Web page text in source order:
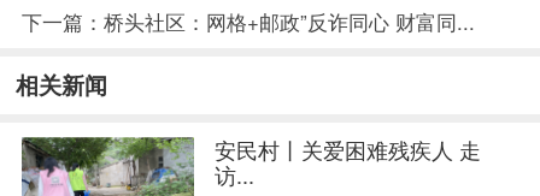
下一篇： 桥头社区：网格+邮政”反诈同心 财富同...
相关新闻
安民村丨关爱困难残疾人 走
访...